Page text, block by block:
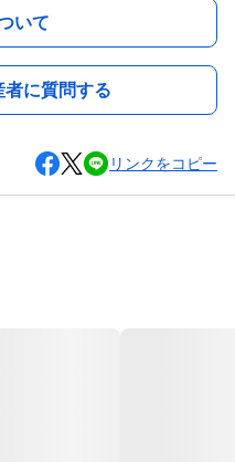
いて
に質問する
リンクをコピー